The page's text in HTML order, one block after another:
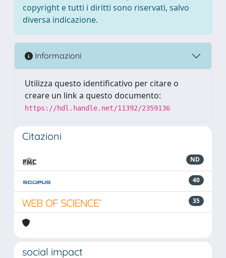
copyright e tutti i diritti sono riservati, salvo
diversa indicazione.
Informazioni
Utilizza questo identificativo per citare o
creare un link a questo documento:
https://hdl.handle.net/11392/2359136
Citazioni
ND
40
35
social impact